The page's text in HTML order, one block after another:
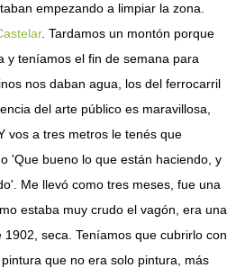
empezando a limpiar la zona.
. Tardamos un montón porque
y teníamos el fin de semana para
nos daban agua, los del ferrocarril
del arte público es maravillosa,
vos a tres metros le tenés que
'Que bueno lo que están haciendo, y
Me llevó como tres meses, fue una
estaba muy crudo el vagón, era una
seca. Teníamos que cubrirlo con
que no era solo pintura, más